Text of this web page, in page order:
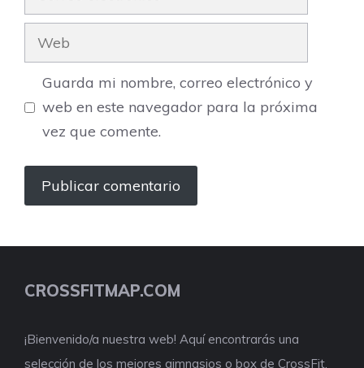
electrónico
Web
Guarda mi nombre, correo electrónico y
web en este navegador para la próxima
vez que comente.
CROSSFITMAP.COM
¡Bienvenido/a nuestra web! Aquí encontrarás una
selección de los mejores gimnasios o box de CrossFit,